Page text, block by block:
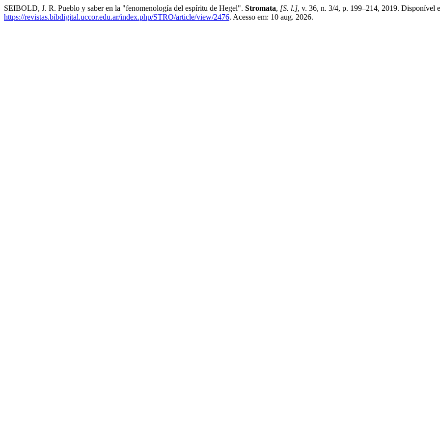
SEIBOLD, J. R. Pueblo y saber en la "fenomenología del espíritu de Hegel". Stromata, [S. l.], v. 36, n. 3/4, p. 199–214, 2019. Disponível
https://revistas.bibdigital.uccor.edu.ar/index.php/STRO/article/view/2476. Acesso em: 10 aug. 2026.